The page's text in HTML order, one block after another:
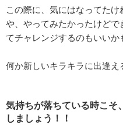
この際に、気にはなってた
や、やってみたかったけど
てチャレンジするのもいいか
何か新しいキラキラに出逢
気持ちが落ちている時こそ
しましょう！！